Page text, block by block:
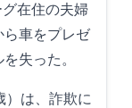
在住の夫婦
ら車をプレゼ
失った。
）は、詐欺に